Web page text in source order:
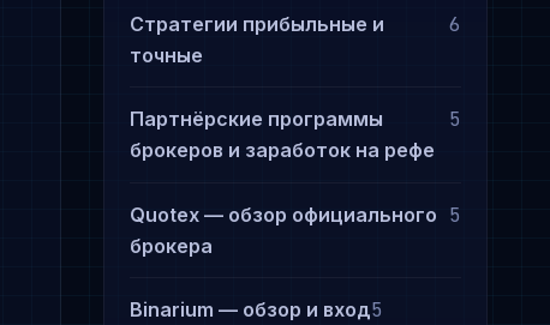
Стратегии прибыльные и
точные
6
Партнёрские программы
брокеров и заработок на рефе
5
Quotex — обзор официального
брокера
5
Binarium — обзор и вход5